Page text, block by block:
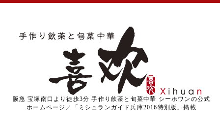
阪急 宝塚南口より徒歩3分 手作り飲茶と旬菜中華 シーホワンの公式
ホームページ／「ミシュランガイド兵庫2016特別版」掲載